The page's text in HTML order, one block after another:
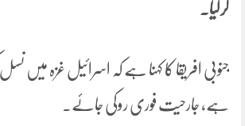
کرلیا۔
جنوبی افریقا کا کہنا ہے کہ اسرائیل غزہ میں
ہے، جارحیت فوری روکی جائے۔